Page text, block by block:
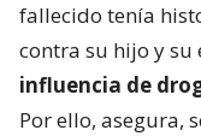
fallecido tenía
contra su hijo y su
influencia de
Por ello, asegura,